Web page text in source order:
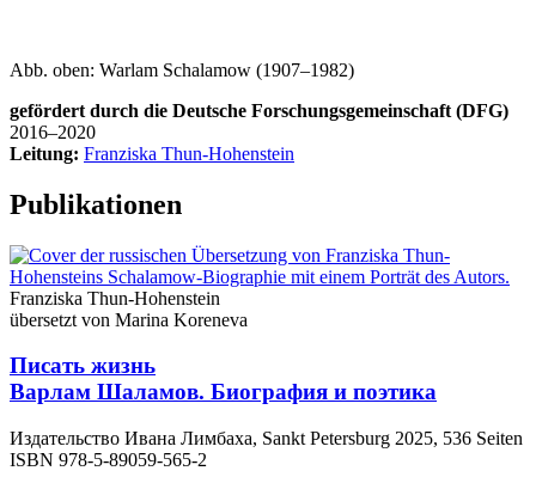
Abb. oben: Warlam Schalamow (1907–1982)
gefördert durch die Deutsche Forschungsgemeinschaft (DFG)
2016–2020
Leitung: Franziska Thun-Hohenstein
Publikationen
Franziska Thun-Hohenstein
übersetzt von Marina Koreneva
Писать жизнь
Варлам Шаламов. Биография и поэтика
Издательство Ивана Лимбаха, Sankt Petersburg 2025, 536 Seiten
ISBN 978-5-89059-565-2